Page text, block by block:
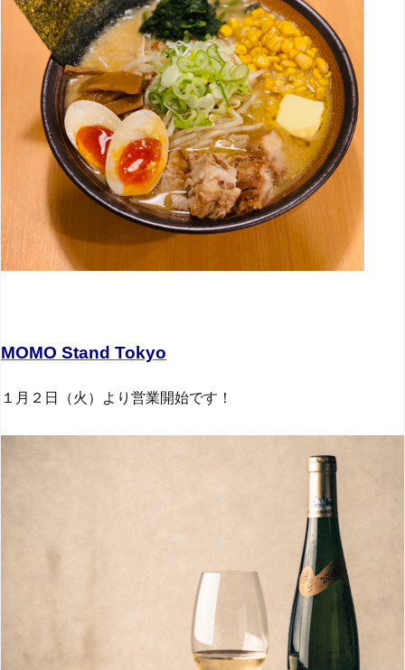
MOMO Stand Tokyo
１月２日（火）より営業開始です！